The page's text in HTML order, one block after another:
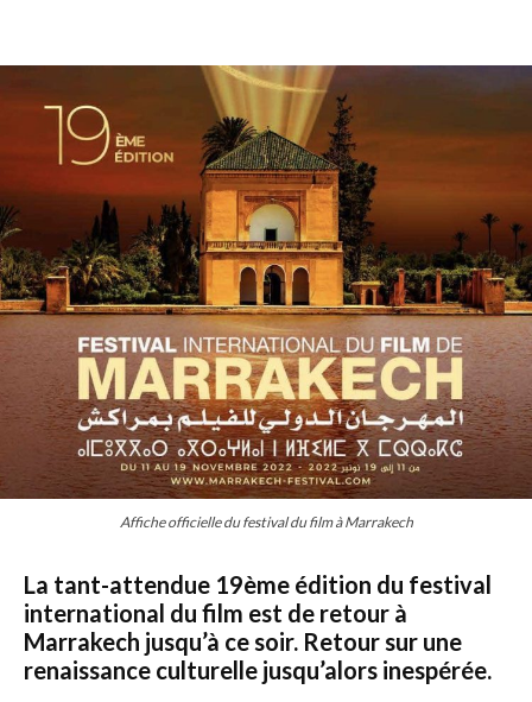
Affiche officielle du festival du film à Marrakech
La tant-attendue 19ème édition du festival
international du film est de retour à
Marrakech jusqu’à ce soir. Retour sur une
renaissance culturelle jusqu’alors inespérée.